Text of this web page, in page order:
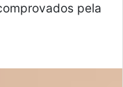
pela